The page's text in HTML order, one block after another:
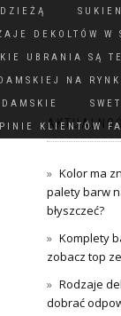
DEKOLTÓW W
UBRANIA SĄ
NA
KLIENTÓW
Kolor ma
palety barw
błyszczeć?
Komplety
zobacz top
Rodzaje
dobrać